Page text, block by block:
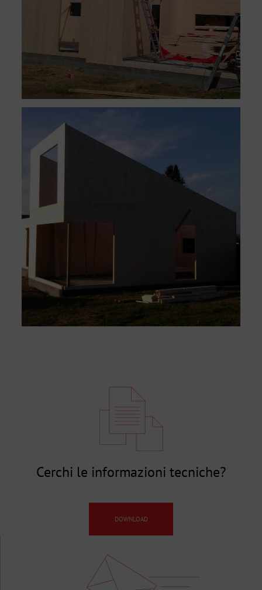
Cerchi le informazioni tecniche?
DOWNLOAD